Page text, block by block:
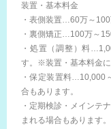
装置・基本料金
・表側装置…60万～
・裏側矯正…100万～
・処置（調整）料
す。※装置・基本料金に
・保定装置料…10,000
合もあります。
・定期検診・メインテ
まれる場合もあります。